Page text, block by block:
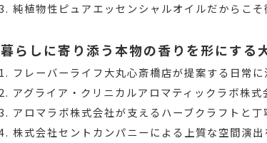
純植物性ピュアエッセンシャルオイルだからこ
暮らしに寄り添う本物の香りを形にする
フレーバーライフ大丸心斎橋店が提案する日常
アグライア・クリニカルアロマティックラボ株
アロマラボ株式会社が支えるハーブクラフトと
株式会社セントカンパニーによる上質な空間演